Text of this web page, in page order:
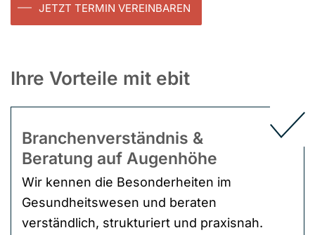
JETZT TERMIN VEREINBAREN
Ihre Vorteile mit ebit
Branchen­verständnis &
Beratung auf Augenhöhe
Wir kennen die Besonderheiten im
Gesundheitswesen und beraten
verständlich, strukturiert und praxisnah.